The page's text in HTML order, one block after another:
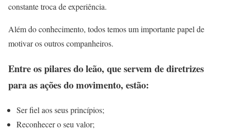
constante troca de experiência.
Além do conhecimento, todos temos um importante papel de
motivar os outros companheiros.
Entre os pilares do leão, que servem de diretrizes
para as ações do movimento, estão:
Ser fiel aos seus princípios;
Reconhecer o seu valor;